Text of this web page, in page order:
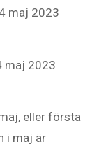
maj 2023
maj 2023
eller första
i maj är